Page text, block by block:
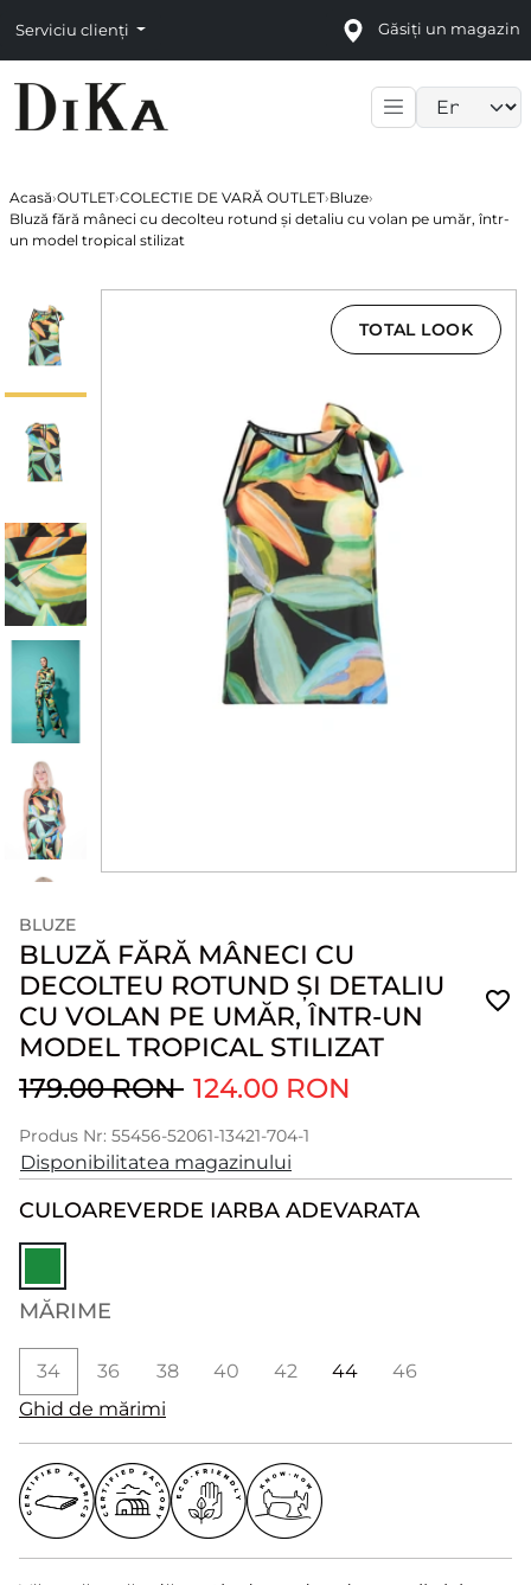
Serviciu clienți Găsiți un magazin
Acasă›OUTLET›COLECTIE DE VARĂ OUTLET›Bluze›
Bluză fără mâneci cu decolteu rotund și detaliu cu volan pe umăr, într-
un model tropical stilizat
TOTAL LOOK
BLUZE
BLUZĂ FĂRĂ MÂNECI CU
DECOLTEU ROTUND ȘI DETALIU
CU VOLAN PE UMĂR, ÎNTR-UN
MODEL TROPICAL STILIZAT
179.00 RON 124.00 RON
Produs Nr: 55456-52061-13421-704-1
Disponibilitatea magazinului
CULOAREVERDE IARBA ADEVARATA
MĂRIME
34 36 38 40 42 44
46
Ghid de mărimi